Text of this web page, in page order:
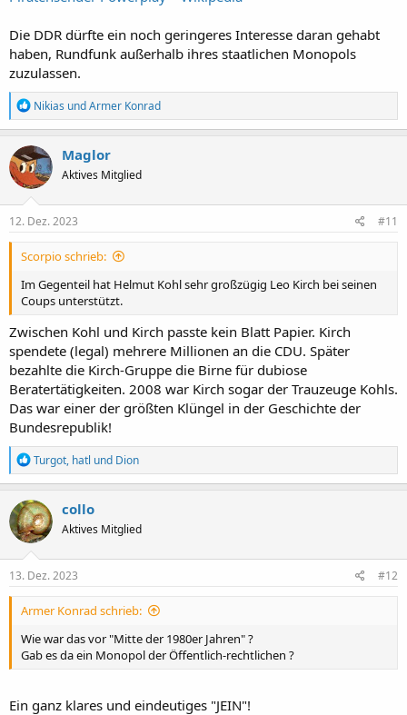
Die DDR dürfte ein noch geringeres Interesse daran gehabt
haben, Rundfunk außerhalb ihres staatlichen Monopols
zuzulassen.
R
e
a
k
t
i
o
n
e
Nikias undArmer Konrad
Maglor
Aktives Mitglied
12. Dez. 2023 #11
Scorpio schrieb:
Im Gegenteil hat Helmut Kohl sehr großzügig Leo Kirch bei seinen
Coups unterstützt.
Zwischen Kohl und Kirch passte kein Blatt Papier. Kirch
spendete (legal) mehrere Millionen an die CDU. Später
bezahlte die Kirch-Gruppe die Birne für dubiose
Beratertätigkeiten. 2008 war Kirch sogar der Trauzeuge Kohls.
Das war einer der größten Klüngel in der Geschichte der
Bundesrepublik!
R
e
a
k
t
i
o
n
e
Turgot, hatl und Dion
collo
Aktives Mitglied
13. Dez. 2023 #12
Armer Konrad schrieb:
Wie war das vor "Mitte der 1980er Jahren" ?
Gab es da ein Monopol der Öffentlich-rechtlichen ?
Ein ganz klares und eindeutiges "JEIN"!